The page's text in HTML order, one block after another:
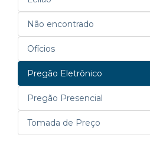
Não encontrado
Ofícios
Pregão Eletrônico
Pregão Presencial
Tomada de Preço